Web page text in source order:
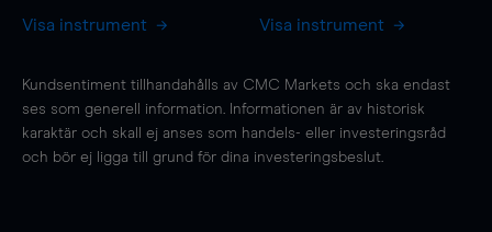
Visa instrument Visa instrument
Kundsentiment tillhandahålls av CMC Markets och ska endast
ses som generell information. Informationen är av historisk
karaktär och skall ej anses som handels- eller investeringsråd
och bör ej ligga till grund för dina investeringsbeslut.